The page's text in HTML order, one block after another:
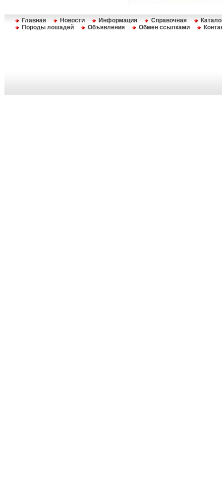
Главная Новости Информация Справочная
Породы лошадей
Объявления Обмен ссылками